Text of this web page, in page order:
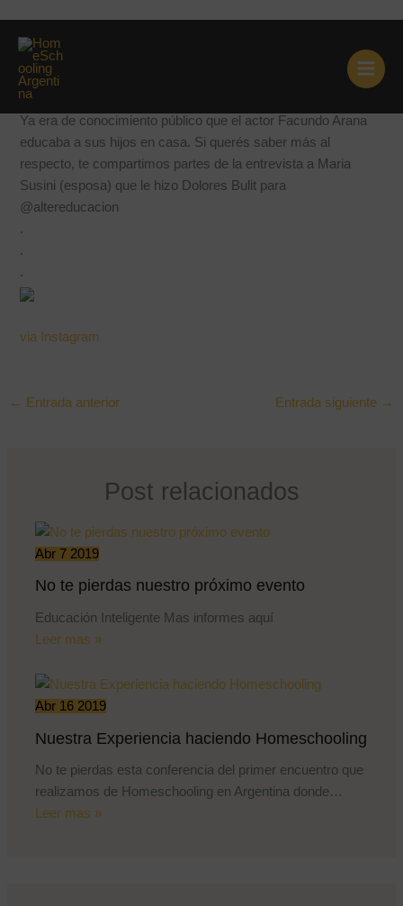
contenido
Ya era de conocimiento público
que el ac…
Ya era de conocimiento público que el actor Facundo Arana
educaba a sus hijos en casa. Si querés saber más al
respecto, te compartimos partes de la entrevista a Maria
Susini (esposa) que le hizo Dolores Bulit para
@altereducacion
.
.
.
via Instagram
← Entrada anterior Entrada siguiente →
Post relacionados
Abr 7 2019
No te pierdas nuestro próximo evento
Educación Inteligente Mas informes aquí
Leer mas »
Abr 16 2019
Nuestra Experiencia haciendo Homeschooling
No te pierdas esta conferencia del primer encuentro que
realizamos de Homeschooling en Argentina donde…
Leer mas »